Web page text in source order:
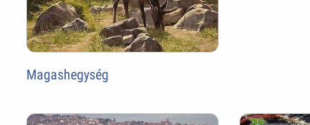
Magashegység